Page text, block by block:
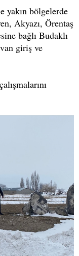
yakın bölgelerde
Akyazı, Örentaş
bağlı Budaklı
giriş ve